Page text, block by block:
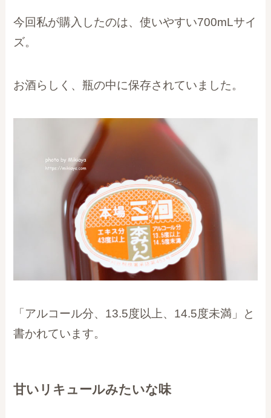
今回私が購入したのは、使いやすい700mLサイ
ズ。
お酒らしく、瓶の中に保存されていました。
「アルコール分、13.5度以上、14.5度未満」と
書かれています。
甘いリキュールみたいな味